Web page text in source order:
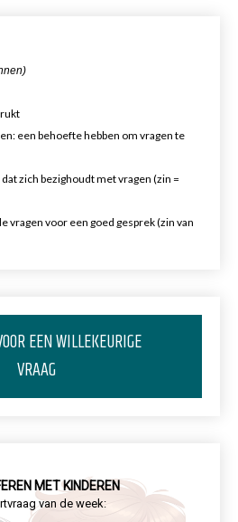
een behoefte hebben om vragen te
zich bezighoudt met vragen (zin =
vragen voor een goed gesprek (zin van
EEN WILLEKEURIGE
VRAAG
MET KINDEREN
van de week: